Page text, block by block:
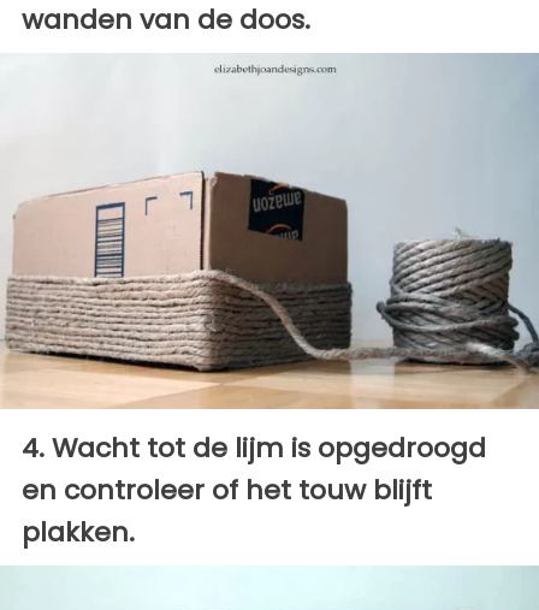
wanden van de doos.
4. Wacht tot de lijm is opgedroogd
en controleer of het touw blijft
plakken.